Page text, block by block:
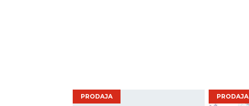
PRODAJA PRODAJA